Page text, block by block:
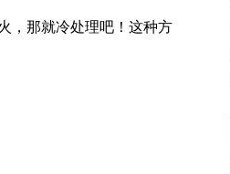
，那就冷处理吧！这种方